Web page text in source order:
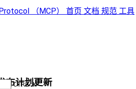
（MCP） 首页 文档 规范 工具
CTRL K
布计划更新